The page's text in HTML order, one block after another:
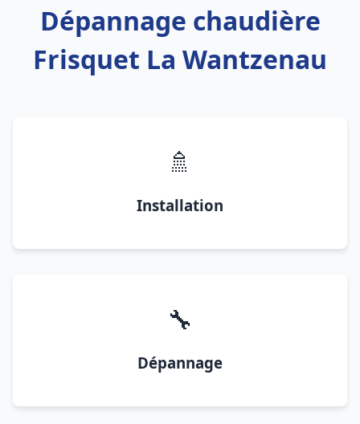
Dépannage chaudière
Frisquet La Wantzenau
🚿
Installation
🔧
Dépannage